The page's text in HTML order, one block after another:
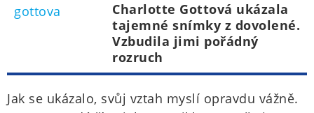
Charlotte Gottová ukázala
tajemné snímky z dovolené.
Vzbudila jimi pořádný
rozruch
Jak se ukázalo, svůj vztah myslí opravdu vážně.